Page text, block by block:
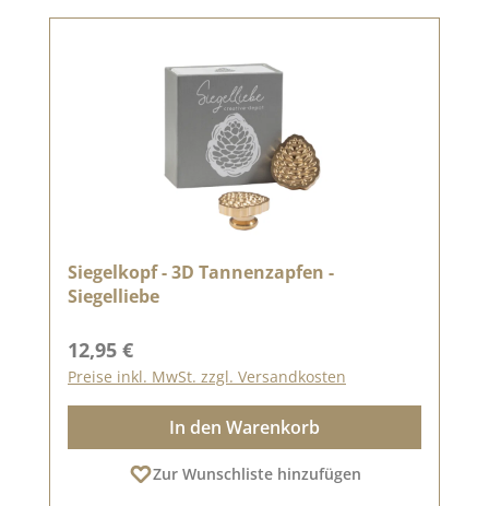
Siegelkopf - 3D Tannenzapfen -
Siegelliebe
Regulärer Preis:
12,95 €
Preise inkl. MwSt. zzgl. Versandkosten
In den Warenkorb
Zur Wunschliste hinzufügen